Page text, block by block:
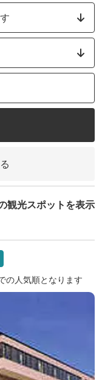
観光スポットを表示
の人気順となります